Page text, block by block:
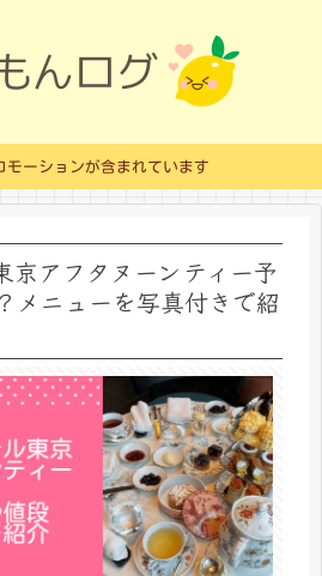
モーションが含まれています
京アフタヌーンティー予
メニューを写真付きで紹